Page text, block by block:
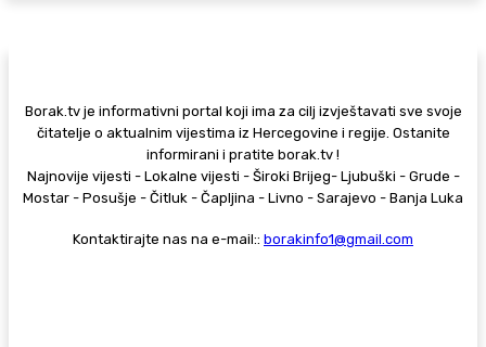
Borak.tv je informativni portal koji ima za cilj izvještavati sve svoje
čitatelje o aktualnim vijestima iz Hercegovine i regije. Ostanite
informirani i pratite borak.tv !
Najnovije vijesti - Lokalne vijesti - Široki Brijeg- Ljubuški - Grude -
Mostar - Posušje - Čitluk - Čapljina - Livno - Sarajevo - Banja Luka
Kontaktirajte nas na e-mail:: borakinfo1@gmail.com